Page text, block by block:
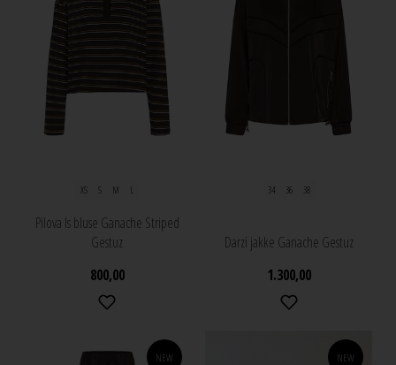
XS S M L
Pilova ls bluse Ganache Striped
Gestuz
800,00
34 36 38
Darzi jakke Ganache Gestuz
1.300,00
NEW NEW